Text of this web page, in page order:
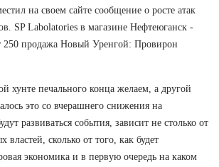
на своем сайте сообщение о росте атак
SP Labolatories в магазине Нефтеюганск -
250 продажа Новый Уренгой: Провирон
хунте печального конца желаем, а другой
это со вчерашнего снижения на
развиваться события, зависит не столько от
властей, сколько от того, как будет
экономика и в первую очередь на каком